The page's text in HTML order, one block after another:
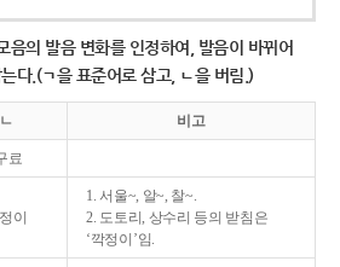
음의 발음 변화를 인정하여, 발음이 바뀌어
다.(ㄱ을 표준어로 삼고, ㄴ을 버림.)
ㄴ 비고
료
이
1. 서울~, 알~, 찰~.
2. 도토리, 상수리 등의 받침은
‘깍정이’임.